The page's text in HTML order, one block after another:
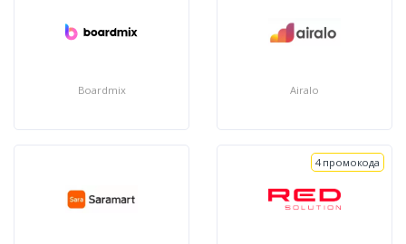
Boardmix Airalo
4 промокода